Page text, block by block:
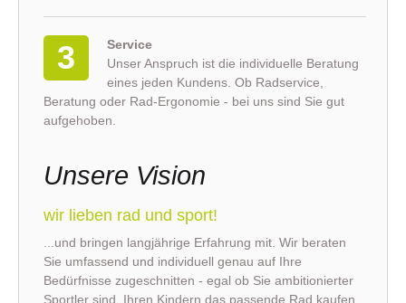
3
Service
Unser Anspruch ist die individuelle Beratung
eines jeden Kundens. Ob Radservice,
Beratung oder Rad-Ergonomie - bei uns sind Sie gut
aufgehoben.
Unsere Vision
wir lieben rad und sport!
...und bringen langjährige Erfahrung mit. Wir beraten
Sie umfassend und individuell genau auf Ihre
Bedürfnisse zugeschnitten - egal ob Sie ambitionierter
Sportler sind, Ihren Kindern das passende Rad kaufen